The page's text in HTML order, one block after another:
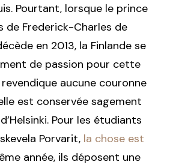
Pourtant, lorsque le prince
Frederick-Charles de
en 2013, la Finlande se
de passion pour cette
aucune couronne
est conservée sagement
Pour les étudiants
Porvarit, la chose est
année, ils déposent une